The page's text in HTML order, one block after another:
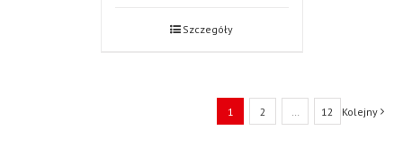
Szczegóły
1 2 12 Kolejny